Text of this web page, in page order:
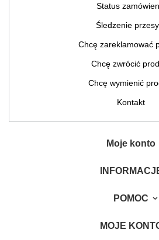
Status
Śledzenie
Chcę zareklamować
Chcę zwrócić
Chcę wymienić
Kontakt
Moje konto
POMOC
MOJE